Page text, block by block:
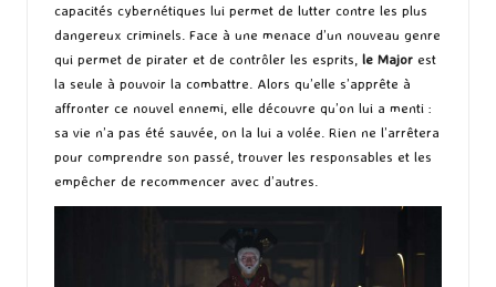
capacités cybernétiques lui permet de lutter contre les plus
dangereux criminels. Face à une menace d’un nouveau genre
qui permet de pirater et de contrôler les esprits, le Major est
la seule à pouvoir la combattre. Alors qu’elle s’apprête à
affronter ce nouvel ennemi, elle découvre qu’on lui a menti :
sa vie n’a pas été sauvée, on la lui a volée. Rien ne l’arrêtera
pour comprendre son passé, trouver les responsables et les
empêcher de recommencer avec d’autres.